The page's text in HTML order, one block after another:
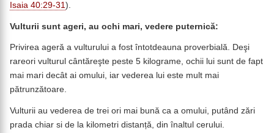
Isaia 40:29-31).
Vulturii sunt ageri, au ochi mari, vedere puternică:
Privirea ageră a vulturului a fost întotdeauna proverbială. Deşi
rareori vulturul cântăreşte peste 5 kilograme, ochii lui sunt de fapt
mai mari decât ai omului, iar vederea lui este mult mai
pătrunzătoare.
Vulturii au vederea de trei ori mai bună ca a omului, putând zări
prada chiar si de la kilometri distanță, din înaltul cerului.